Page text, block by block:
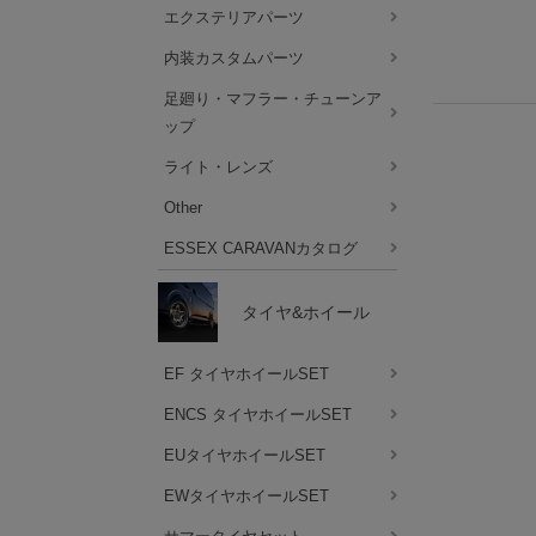
エクステリアパーツ
内装カスタムパーツ
足廻り・マフラー・チューンア
ップ
ライト・レンズ
Other
ESSEX CARAVANカタログ
タイヤ&ホイール
EF タイヤホイールSET
ENCS タイヤホイールSET
EUタイヤホイールSET
EWタイヤホイールSET